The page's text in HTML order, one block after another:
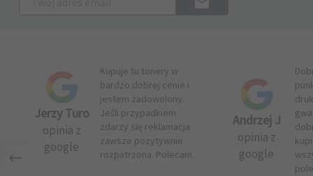
Jerzy Turo
opinia z
google
Kupuje tu tonery w
bardzo dobrej cenie i
jestem zadowolony.
Jeśli przypadkiem
zdarzy się reklamacja
zawsze pozytywnie
rozpatrzona. Polecam.
Andrzej J
opinia z
google